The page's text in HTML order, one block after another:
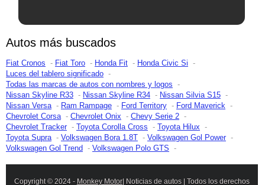
Autos más buscados
Fiat Cronos Fiat Toro Honda Fit
Honda Civic Si
Luces del tablero significado
Todas las marcas de autos con nombres y logos
Nissan Skyline R33
Nissan Skyline R34
Nissan Silvia S15
Nissan Versa
Ram Rampage Ford Territory
Ford Maverick
Chevrolet Corsa
Chevrolet Onix
Chevy Serie 2
Chevrolet Tracker
Toyota Corolla Cross
Toyota Hilux
Toyota Supra
Volkswagen Bora 1.8T
Volkswagen Gol Power
Volkswagen Gol Trend
Volkswagen Polo GTS
Copyright © 2024 - Monkey Motor| Noticias de autos | Todos los derechos